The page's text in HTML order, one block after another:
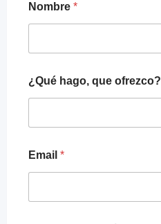
Nombre *
¿Qué hago, que ofrezco?
Email *